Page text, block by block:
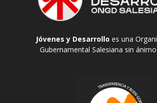
Jóvenes y Desarrollo es una
Gubernamental Salesiana sin